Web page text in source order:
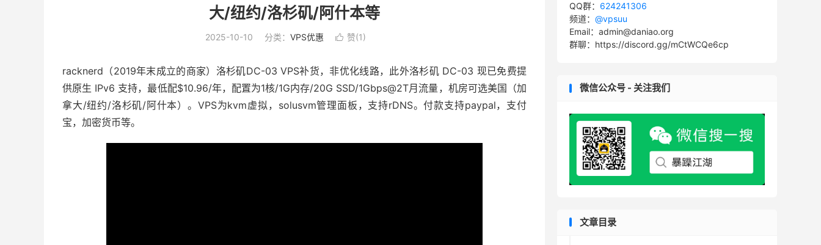
大/纽约/洛杉矶/阿什本等
2025-10-10 分类： VPS优惠  赞(1)
racknerd（2019年末成立的商家）洛杉矶DC-03 VPS补货，非优化线路，此外洛杉矶 DC-03 现已免费提
供原生 IPv6 支持，最低配$10.96/年，配置为1核/1G内存/20G SSD/1Gbps@2T月流量，机房可选美国（加
拿大/纽约/洛杉矶/阿什本）。VPS为kvm虚拟，solusvm管理面板，支持rDNS。付款支持paypal，支付
宝，加密货币等。
QQ群： 624241306
频道： @vpsuu
Email：admin@daniao.org
群聊：https://discord.gg/mCtWCQe6cp
微信公众号 - 关注我们
文章目录